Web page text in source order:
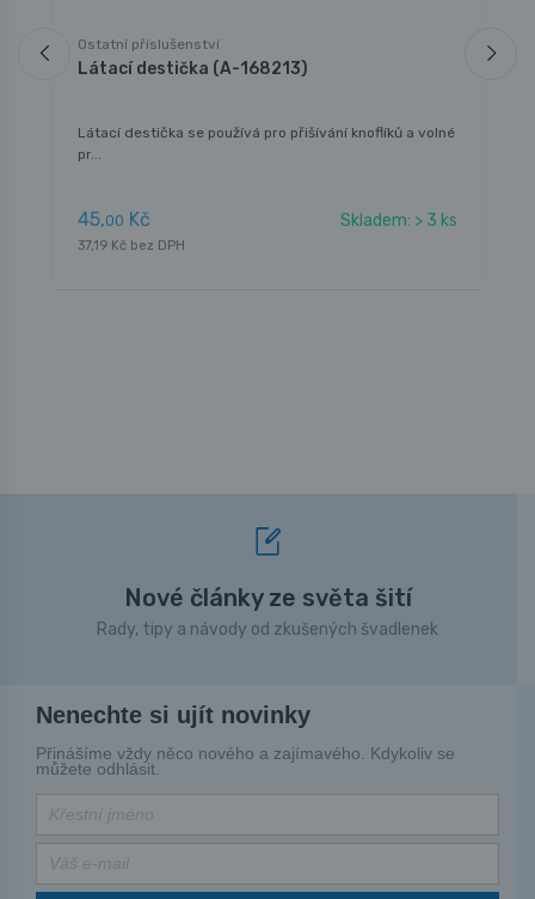
Ostatní příslušenství
Látací destička (A-168213)
Látací destička se používá pro přišívání knoflíků a volné
pr...
45,00 Kč Skladem: > 3 ks
37,19 Kč bez DPH
Nové články ze světa šití
Rady, tipy a návody od zkušených švadlenek
Nenechte si ujít novinky
Přinášíme vždy něco nového a zajímavého. Kdykoliv se
můžete odhlásit.